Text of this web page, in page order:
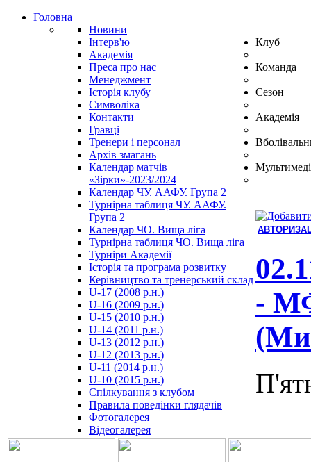
Головна
Новини
Інтерв'ю
Академія
Преса про нас
Клуб
Менеджмент
Історія клубу
Символіка
Контакти
Команда
Гравці
Тренери і персонал
Архів змагань
Сезон
Календар матчів
«Зірки»-2023/2024
Календар ЧУ. ААФУ. Група 2
Турнірна таблиця ЧУ. ААФУ.
Група 2
Календар ЧО. Вища ліга
Турнірна таблиця ЧО. Вища ліга
Академія
Турніри Академії
Історія та програма розвитку
Керівництво та тренерський склад
U-17 (2008 р.н.)
U-16 (2009 р.н.)
U-15 (2010 р.н.)
U-14 (2011 р.н.)
U-13 (2012 р.н.)
U-12 (2013 р.н.)
U-11 (2014 р.н.)
U-10 (2015 р.н.)
Спілкування з клубом
Правила поведінки глядачів
Фотогалерея
Відеогалерея
-